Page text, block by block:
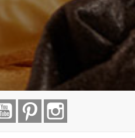
YouTubePinterest